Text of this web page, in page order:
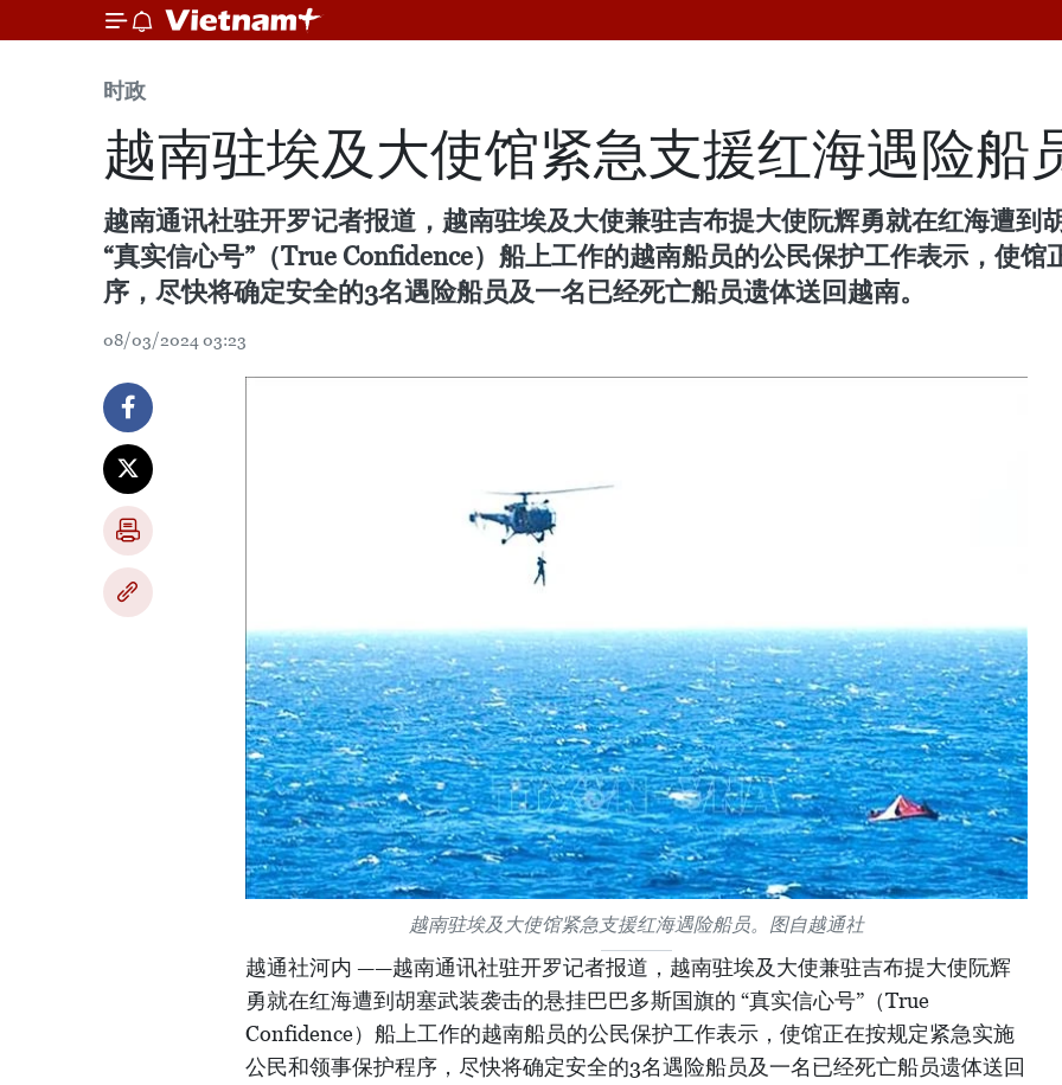
时政
越南驻埃及大使馆紧急支援红海遇险船
越南通讯社驻开罗记者报道，越南驻埃及大使兼驻吉布提大使阮辉勇就在红海遭到
“真实信心号”（True Confidence）船上工作的越南船员的公民保护工作表示，使
序，尽快将确定安全的3名遇险船员及一名已经死亡船员遗体送回越南。
08/03/2024 03:23
越南驻埃及大使馆紧急支援红海遇险船员。图自越通社
越通社河内 ——越南通讯社驻开罗记者报道，越南驻埃及大使兼驻吉布提大使阮辉
勇就在红海遭到胡塞武装袭击的悬挂巴巴多斯国旗的 “真实信心号”（True
Confidence）船上工作的越南船员的公民保护工作表示，使馆正在按规定紧急实施
公民和领事保护程序，尽快将确定安全的3名遇险船员及一名已经死亡船员遗体送回